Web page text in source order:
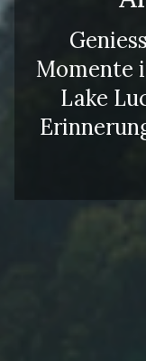
Momente
Lake